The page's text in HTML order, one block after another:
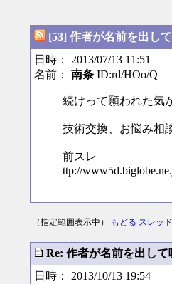
[53] 作者が名前を出し
日時： 2013/07/13 11:51
名前： 南条ID:rd/HOo/Q
続けって願われた気
技術交換、お悩み相
前スレ
ttp://
（指定範囲表示中） もどる スレッ
Re: 作者が名前を出し
日時： 2013/10/13 19:54